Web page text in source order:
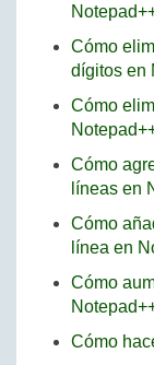
Cómo
dígitos en
Cómo
Cómo
líneas en
Cómo
línea en
Cómo
Cómo